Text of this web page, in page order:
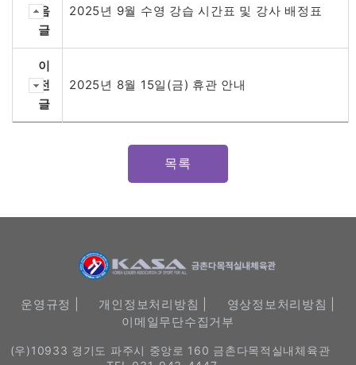
음
글
2025년 9월 수영 강습 시간표 및 강사 배정표
이
전
글
2025년 8월 15일(금) 휴관 안내
목록
운영규정 | 개인정보처리방침 |
영상정보처리방침 |
이메일무단수집거부
(우)10933 경기도 파주시 중앙로 160 금촌다목적실내체육관